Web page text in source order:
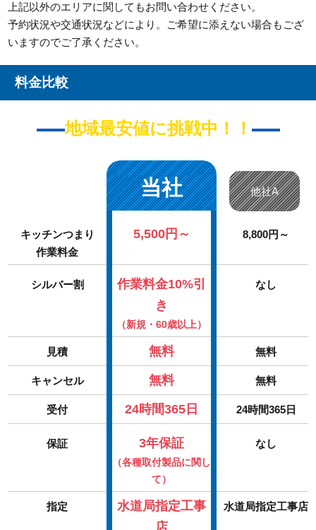
上記以外のエリアに関してもお問い合わせください。
予約状況や交通状況などにより。ご希望に添えない場合もござ
いますのでご了承ください。
料金比較
地域最安値に挑戦中！！
当社 他社A
キッチンつまり
作業料金
5,500円～ 8,800円～
シルバー割
作業料金10%引
き
（新規・60歳以上）
なし
見積 無料 無料
キャンセル 無料 無料
受付 24時間365日 24時間365日
保証 3年保証
（各種取付製品に関し
て）
なし
指定
水道局指定工事
店
水道局指定工事店